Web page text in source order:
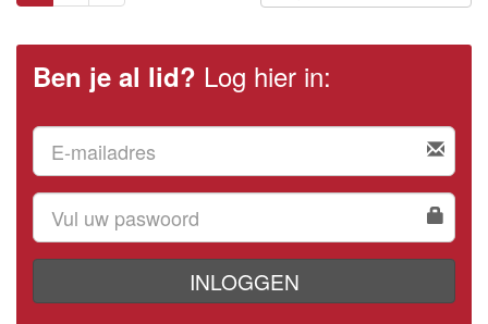
Ben je al lid? Log hier in:
INLOGGEN